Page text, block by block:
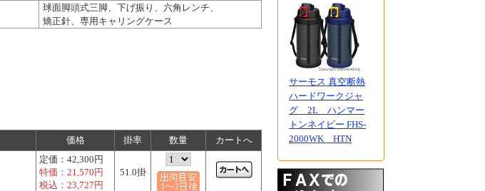
球面脚頭式三脚、下げ振り、六角レンチ、
矯正針、専用キャリングケース
価格 掛率 数量 カートへ
定価： 42,300円
特価： 21,570円
税込： 23,727円
51.0掛
サーモス 真空断熱
ハードワークジャ
グ 2L ハンマー
トンネイビー FHS-
2000WK HTN